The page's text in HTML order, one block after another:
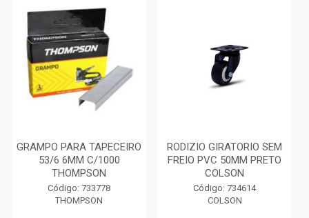
GRAMPO PARA TAPECEIRO
53/6 6MM C/1000
THOMPSON
Código: 733778
THOMPSON
RODIZIO GIRATORIO SEM
FREIO PVC 50MM PRETO
COLSON
Código: 734614
COLSON